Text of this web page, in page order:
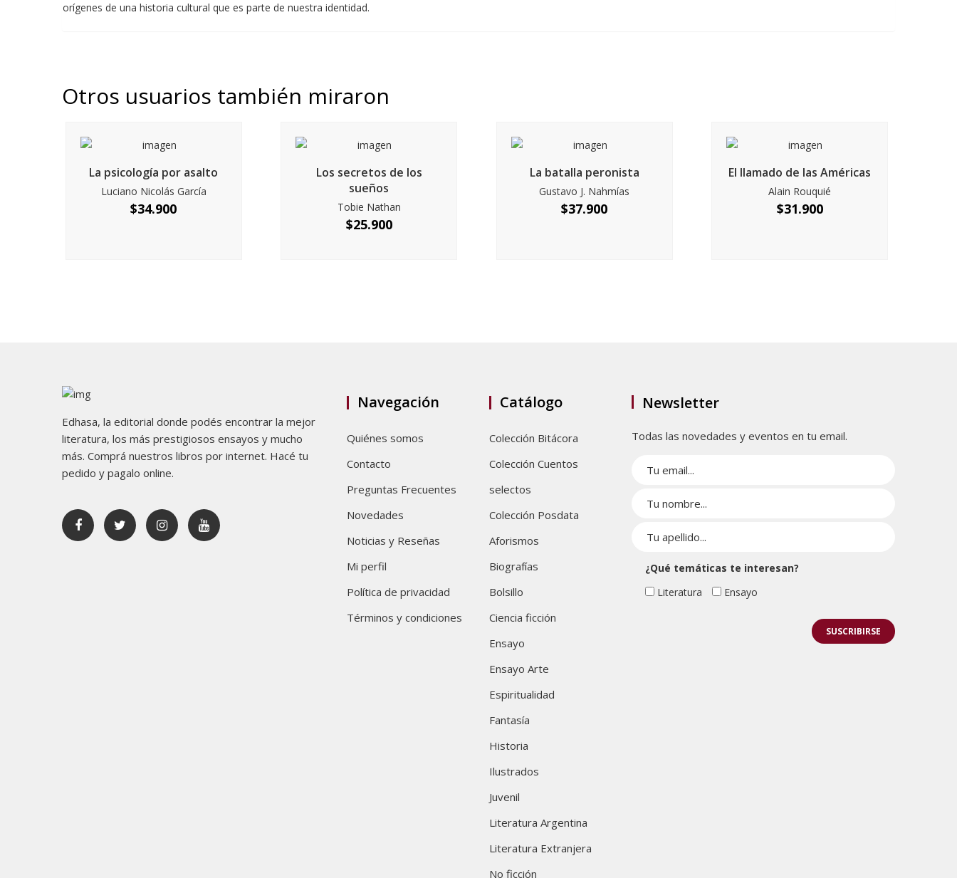
orígenes de una historia cultural que es parte de nuestra identidad.
Otros usuarios también miraron
La psicología por asalto
Luciano Nicolás García
$34.900
Los secretos de los
sueños
Tobie Nathan
$25.900
La batalla peronista
Gustavo J. Nahmías
$37.900
El llamado de las Américas
Alain Rouquié
$31.900
Edhasa, la editorial donde podés encontrar la mejor
literatura, los más prestigiosos ensayos y mucho
más. Comprá nuestros libros por internet. Hacé tu
pedido y pagalo online.
Navegación
Quiénes somos
Contacto
Preguntas Frecuentes
Novedades
Noticias y Reseñas
Mi perfil
Política de privacidad
Términos y condiciones
Catálogo
Colección Bitácora
Colección Cuentos
selectos
Colección Posdata
Aforismos
Biografías
Bolsillo
Ciencia ficción
Ensayo
Ensayo Arte
Espiritualidad
Fantasía
Historia
Ilustrados
Juvenil
Literatura Argentina
Literatura Extranjera
No ficción
Newsletter
Todas las novedades y eventos en tu email.
¿Qué temáticas te interesan?
Literatura
Ensayo